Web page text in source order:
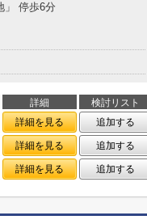
」 停歩6分
詳細
検討リスト
詳細を見る
追加する
詳細を見る
追加する
詳細を見る 追加する